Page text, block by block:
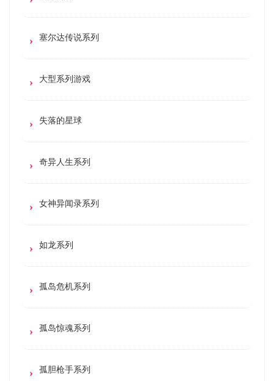
塞尔达传说系列
大型系列游戏
失落的星球
奇异人生系列
女神异闻录系列
如龙系列
孤岛危机系列
孤岛惊魂系列
孤胆枪手系列